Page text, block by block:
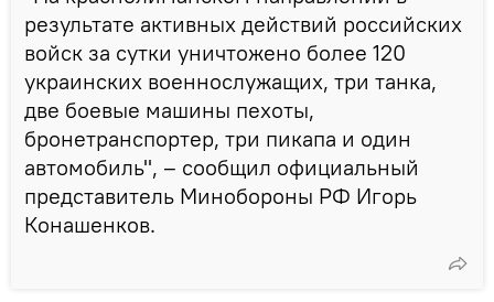
результате активных действий российских
войск за сутки уничтожено более 120
украинских военнослужащих, три танка,
две боевые машины пехоты,
бронетранспортер, три пикапа и один
автомобиль", – сообщил официальный
представитель Минобороны РФ Игорь
Конашенков.